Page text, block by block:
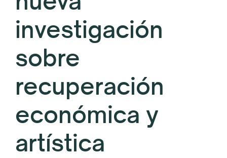
investigación
sobre
recuperación
económica y
artística